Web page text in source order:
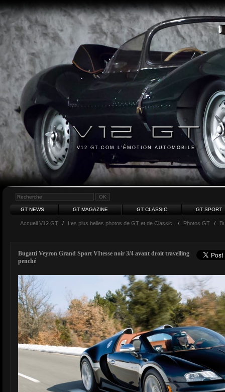
V12 GT.COM L'ÉMOTION AUTOMOBILE
GT NEWS GT MAGAZINE GT CLASSIC GT SPORT
Accueil V12 GT / Les plus belles photos de GT et de Classic. / Photos GT /
Bugatti Veyron Grand Sport VItesse noir 3/4 avant droit travelling
penché